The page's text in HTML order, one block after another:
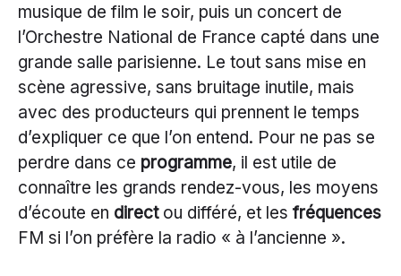
musique de film le soir, puis un concert de
l’Orchestre National de France capté dans une
grande salle parisienne. Le tout sans mise en
scène agressive, sans bruitage inutile, mais
avec des producteurs qui prennent le temps
d’expliquer ce que l’on entend. Pour ne pas se
perdre dans ce programme, il est utile de
connaître les grands rendez-vous, les moyens
d’écoute en directou différé, et les fréquences
FM si l’on préfère la radio « à l’ancienne ».